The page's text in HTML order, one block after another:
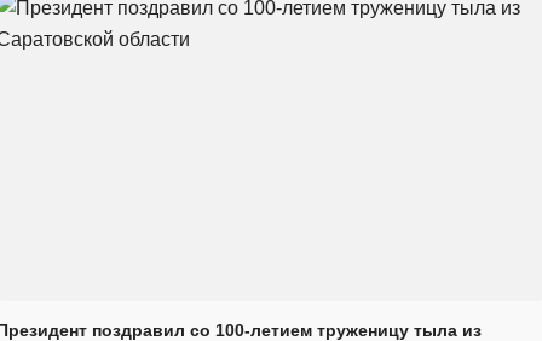
поздравил со 100-летием труженицу тыла из